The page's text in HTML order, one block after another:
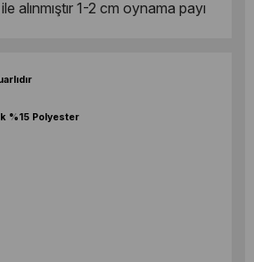
alınmıştır 1-2 cm oynama payı
%15 Polyester